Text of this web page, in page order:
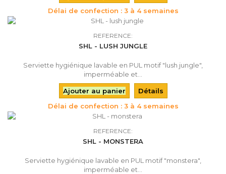
Délai de confection : 3 à 4 semaines
REFERENCE:
SHL - LUSH JUNGLE
Serviette hygiénique lavable en PUL motif "lush jungle",
imperméable et...
Ajouter au panier
Détails
Délai de confection : 3 à 4 semaines
REFERENCE:
SHL - MONSTERA
Serviette hygiénique lavable en PUL motif "monstera",
imperméable et...